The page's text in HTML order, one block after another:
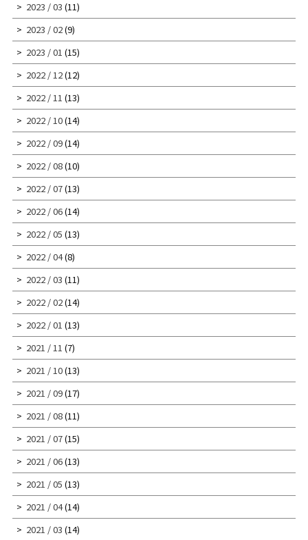
2023 / 03 (11)
2023 / 02(9)
2023 / 01 (15)
2022 / 12(12)
2022 / 11 (13)
2022 / 10(14)
2022 / 09(14)
2022 / 08(10)
2022 / 07(13)
2022 / 06(14)
2022 / 05 (13)
2022 / 04(8)
2022 / 03 (11)
2022 / 02(14)
2022 / 01 (13)
2021 / 11 (7)
2021 / 10(13)
2021 / 09(17)
2021 / 08(11)
2021 / 07(15)
2021 / 06(13)
2021 / 05 (13)
2021 / 04(14)
2021 / 03 (14)